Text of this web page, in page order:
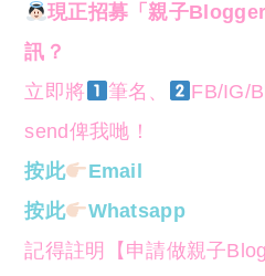
現正招募「親子
訊？
立即將
筆名、 FB/IG/
send俾我哋！
按此
Email
按此
Whatsapp
記得註明【申請做親子